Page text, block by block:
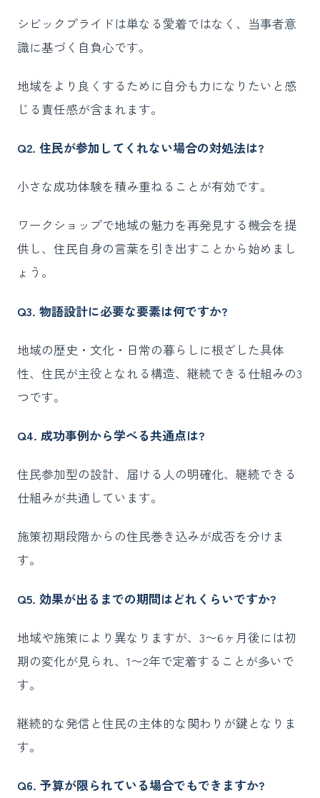
シビックプライドは単なる愛着ではなく、当事者意
識に基づく自負心です。
地域をより良くするために自分も力になりたいと感
じる責任感が含まれます。
Q2. 住民が参加してくれない場合の対処法は?
小さな成功体験を積み重ねることが有効です。
ワークショップで地域の魅力を再発見する機会を提
供し、住民自身の言葉を引き出すことから始めまし
ょう。
Q3. 物語設計に必要な要素は何ですか?
地域の歴史・文化・日常の暮らしに根ざした具体
性、住民が主役となれる構造、継続できる仕組みの3
つです。
Q4. 成功事例から学べる共通点は?
住民参加型の設計、届ける人の明確化、継続できる
仕組みが共通しています。
施策初期段階からの住民巻き込みが成否を分けま
す。
Q5. 効果が出るまでの期間はどれくらいですか?
地域や施策により異なりますが、3〜6ヶ月後には初
期の変化が見られ、1〜2年で定着することが多いで
す。
継続的な発信と住民の主体的な関わりが鍵となりま
す。
Q6. 予算が限られている場合でもできますか?